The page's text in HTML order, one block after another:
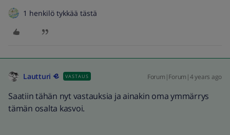
1 henkilö tykkää tästä
Lautturi VASTAUS Forum|Forum|4 years ago
Saatiin tähän nyt vastauksia ja ainakin oma ymmärrys
tämän osalta kasvoi.